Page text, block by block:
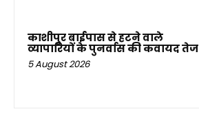
काशीपुर बाईपास से हटने वाले
व्यापारियों के पुनर्वास की कवायद तेज
5 August 2026